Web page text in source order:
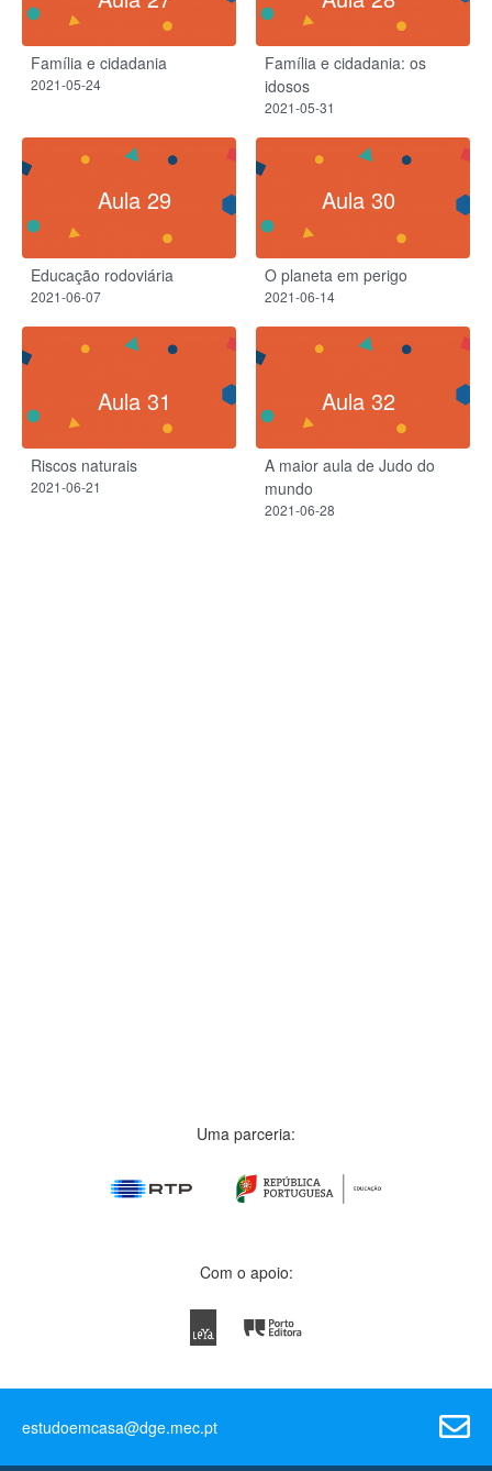
Família e cidadania
2021-05-24
Família e cidadania: os
idosos
2021-05-31
Aula 29
Educação rodoviária
2021-06-07
Aula 30
O planeta em perigo
2021-06-14
Aula 31
Riscos naturais
2021-06-21
Aula 32
A maior aula de Judo do
mundo
2021-06-28
Uma parceria:
Com o apoio:
estudoemcasa@dge.mec.pt